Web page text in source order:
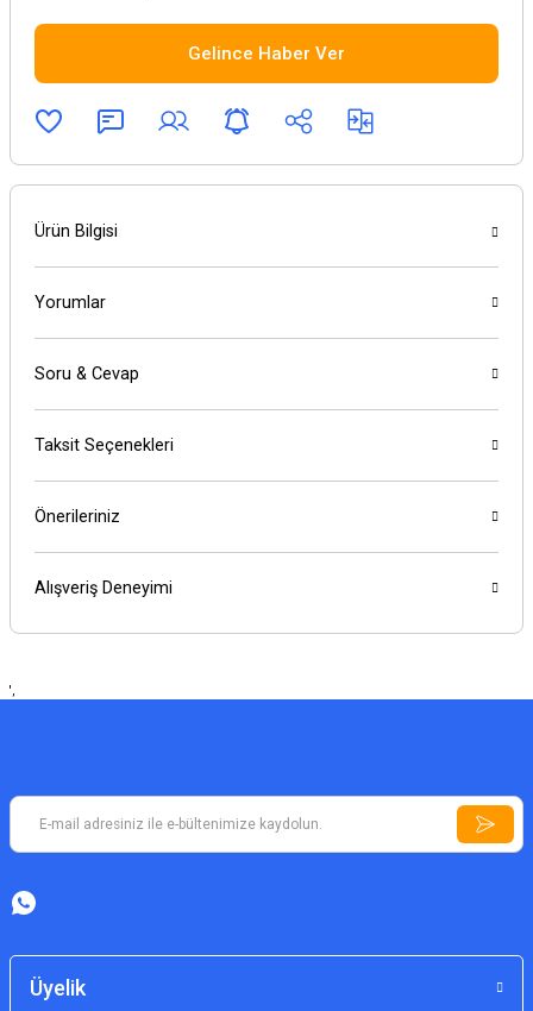
Gelince Haber Ver
Ürün Bilgisi
Yorumlar
Soru & Cevap
Taksit Seçenekleri
Önerileriniz
Alışveriş Deneyimi
',
Üyelik